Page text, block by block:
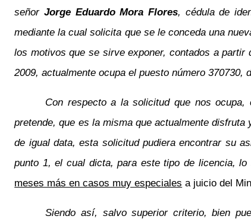
señor Jorge Eduardo Mora Flores, cédula de
mediante la cual solicita que se le conceda una
los motivos que se sirve exponer, contados a
2009, actualmente ocupa el puesto número
Con respecto a la solicitud que nos
pretende, que es la misma que actualmente
de igual data, esta solicitud pudiera encontrar su
punto 1, el cual dicta, para este tipo de licencia,
meses más en casos muy especiales a juicio del
Siendo así, salvo superior criterio, bien